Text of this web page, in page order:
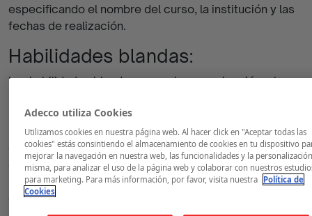
especificando el nombre del curso, la institución y las
fechas de realización.
Habilidades blandas:
Las habilidades blandas, como la comunicación, el
la adaptabilidad, son altamente valoradas en el
mercado laboral. Destaca estas habilidades en tu
currículum, proporcionando ejemplos de cómo las has
demostrado en diferentes contextos, ya sea en
proyectos académicos, voluntariado, deportes, clubes,
etc.
Adecco utiliza Cookies
Utilizamos cookies en nuestra página web. Al hacer click en "Aceptar todas las
cookies" estás consintiendo el almacenamiento de cookies en tu dispositivo
mejorar la navegación en nuestra web, las funcionalidades y la
misma, para analizar el uso de la página web y colaborar con nuestros
para marketing. Para más información, por favor, visita nuestra Política de
Cookies